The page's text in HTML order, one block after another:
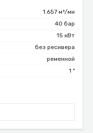
1.657 м³/ми
40 бар
15 кВт
без ресивера
ременной
1 "